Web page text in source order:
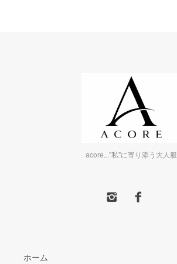
acore...”私"に寄り添う大人服
ホーム